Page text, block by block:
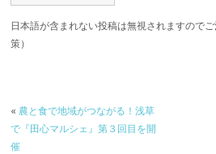
日本語が含まれない投稿は無視されますので
策）
« 農と食で地域がつながる！浅草
で『田心マルシェ』第３回目を開
催